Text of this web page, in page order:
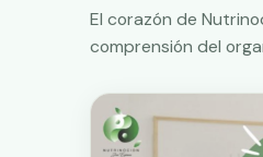
El corazón de
comprensión del